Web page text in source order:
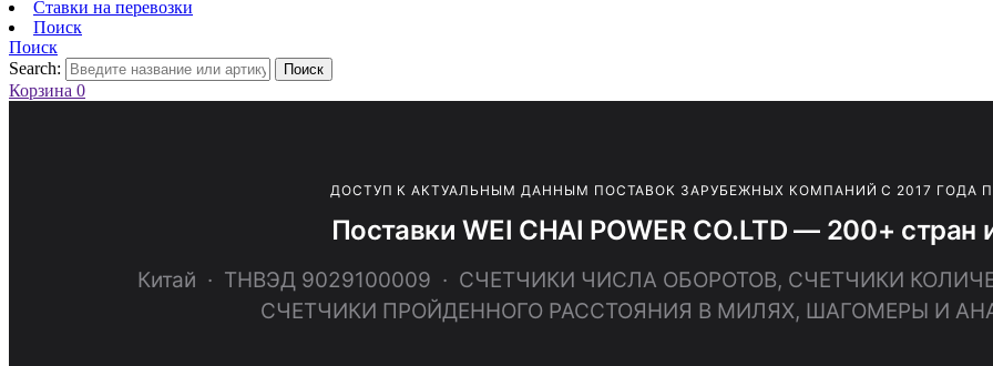
Ставки на перевозки
Поиск
Поиск
Search:
Поиск
Корзина 0
ДОСТУП К АКТУАЛЬНЫМ ДАННЫМ ПОСТАВОК ЗАРУБЕЖНЫХ КОМПАНИЙ С 2017 ГОДА
Поставки WEI CHAI POWER CO.LTD — 200+ стран
Китай · ТНВЭД 9029100009 · СЧЕТЧИКИ ЧИСЛА ОБОРОТОВ, СЧЕТЧИКИ
СЧЕТЧИКИ ПРОЙДЕННОГО РАССТОЯНИЯ В МИЛЯХ, ШАГОМЕРЫ И